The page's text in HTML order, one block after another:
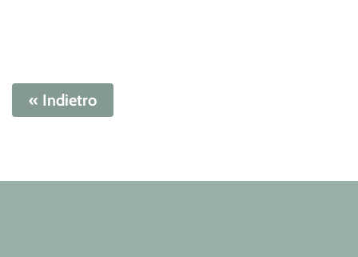
« Indietro